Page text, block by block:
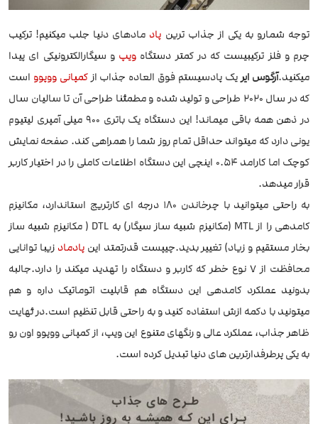
توجه شمارو به یکی از جذاب ترین پاد مادهای دنیا جلب میکنیم! ترکیب
چرم و فلز ترکیبیست که در کمتر دستگاه ویپ و سیگارالکترونیکی ای پیدا
میکنید.آرگوس ایریک پادسیستم فوق العاده جذاب ازکمپانی ووپوو است
که در سال ۲۰۲۰ طراحی و تولید شده و مطمئنا طراحی آن تا سالیان سال
در ذهن همه باقی میماند! این دستگاه یک باتری ۹۰۰ میلی آمپری لیتیوم
یونی دارد که میتواند حداقل تمام روز شما را همراهی کند. صفحه نمایش
کوچک اما کارامد ۰.۵۴ اینچی این دستگاه اطلاعات کاملی را در اختیار کاربر
قرار میدهد.
به راحتی میتوانید با چرخاندن 180 درجه ای کارتریج استاندارد، مکانیزم
کامدهی را از MTL (مکانیزم شبیه ساز سیگار) به DTL ( مکانیزم شبیه ساز
بخار مستقیم و زیاد) تغییر بدید.چیپست قدرتمتد اینپادماد زیبا توانایی
محافظت از ۷ نوع خطر که کاربر و دستگاه را تهدید میکند را دارد.جالبه
بدونید عملکرد کامدهی این دستگاه هم قابلیت اتوماتیک داره و هم
میتونید با دکمه ازش استفاده کنید و به راحتی قابل تنظیم است.در ئهایت
ظاهر جذاب، عملکرد عالی و رنگهای متنوع این ویپ، از کمپانی ووپوو اون رو
به یکی پرطرفدارترین های دنیا تبدیل کرده است.